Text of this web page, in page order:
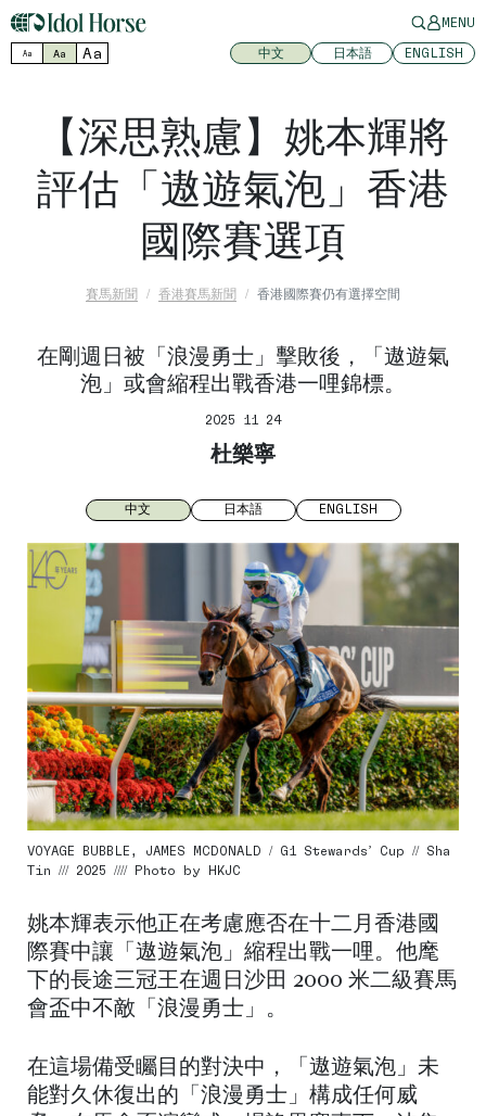
MENU
Aa Aa Aa 中文 日本語 ENGLISH
【深思熟慮】姚本輝將
評估「遨遊氣泡」香港
國際賽選項
賽馬新聞 香港賽馬新聞 香港國際賽仍有選擇空間
在剛週日被「浪漫勇士」擊敗後，「遨遊氣
泡」或會縮程出戰香港一哩錦標。
2025 11 24
杜樂寧
中文 日本語 ENGLISH
VOYAGE BUBBLE, JAMES MCDONALD / G1 Stewards’ Cup // Sha
Tin /// 2025 //// Photo by HKJC
姚本輝表示他正在考慮應否在十二月香港國
際賽中讓「遨遊氣泡」縮程出戰一哩。他麾
下的長途三冠王在週日沙田 2000 米二級賽馬
會盃中不敵「浪漫勇士」。
在這場備受矚目的對決中，「遨遊氣泡」未
能對久休復出的「浪漫勇士」構成任何威